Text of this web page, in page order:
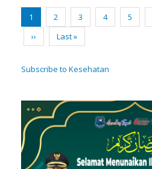
Pagination
Current
page
1 Page
2 Page
3 Page
4 Page
5
Next
page
››
Last
page
Last »
Subscribe to Kesehatan